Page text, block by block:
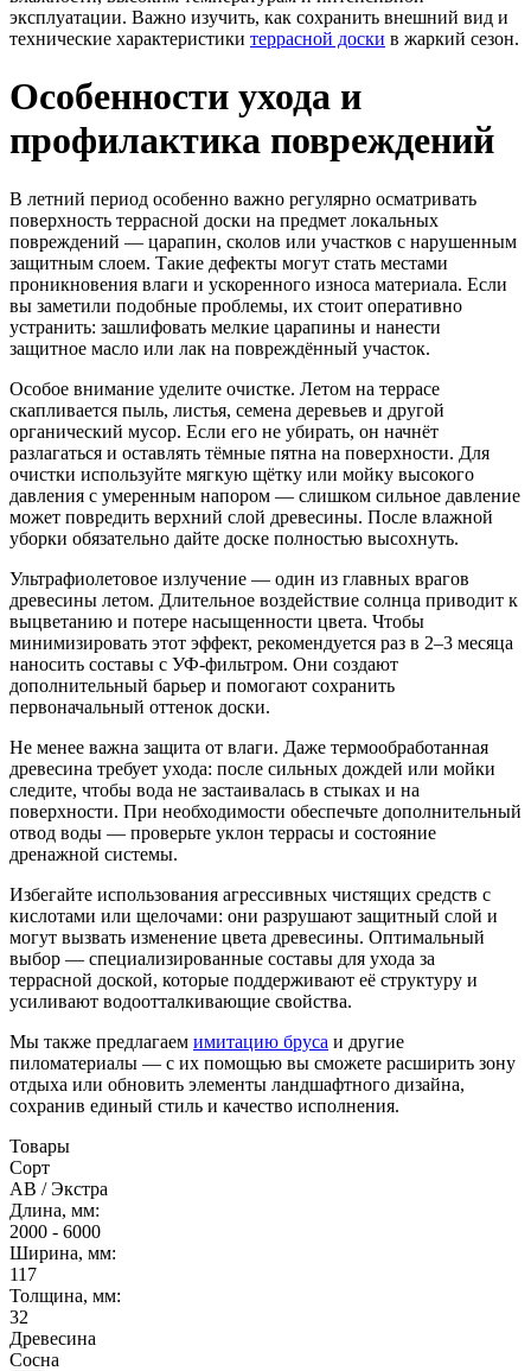
эксплуатации. Важно изучить, как сохранить внешний вид и
технические характеристики террасной доски в жаркий сезон.
Особенности ухода и
профилактика повреждений
В летний период особенно важно регулярно осматривать
поверхность террасной доски на предмет локальных
повреждений — царапин, сколов или участков с нарушенным
защитным слоем. Такие дефекты могут стать местами
проникновения влаги и ускоренного износа материала. Если
вы заметили подобные проблемы, их стоит оперативно
устранить: зашлифовать мелкие царапины и нанести
защитное масло или лак на повреждённый участок.
Особое внимание уделите очистке. Летом на террасе
скапливается пыль, листья, семена деревьев и другой
органический мусор. Если его не убирать, он начнёт
разлагаться и оставлять тёмные пятна на поверхности. Для
очистки используйте мягкую щётку или мойку высокого
давления с умеренным напором — слишком сильное давление
может повредить верхний слой древесины. После влажной
уборки обязательно дайте доске полностью высохнуть.
Ультрафиолетовое излучение — один из главных врагов
древесины летом. Длительное воздействие солнца приводит к
выцветанию и потере насыщенности цвета. Чтобы
минимизировать этот эффект, рекомендуется раз в 2–3 месяца
наносить составы с УФ-фильтром. Они создают
дополнительный барьер и помогают сохранить
первоначальный оттенок доски.
Не менее важна защита от влаги. Даже термообработанная
древесина требует ухода: после сильных дождей или мойки
следите, чтобы вода не застаивалась в стыках и на
поверхности. При необходимости обеспечьте дополнительный
отвод воды — проверьте уклон террасы и состояние
дренажной системы.
Избегайте использования агрессивных чистящих средств с
кислотами или щелочами: они разрушают защитный слой и
могут вызвать изменение цвета древесины. Оптимальный
выбор — специализированные составы для ухода за
террасной доской, которые поддерживают её структуру и
усиливают водоотталкивающие свойства.
Мы также предлагаем имитацию бруса и другие
пиломатериалы — с их помощью вы сможете расширить зону
отдыха или обновить элементы ландшафтного дизайна,
сохранив единый стиль и качество исполнения.
Товары
Сорт
АВ / Экстра
Длина, мм:
2000 - 6000
Ширина, мм:
117
Толщина, мм:
32
Древесина
Сосна